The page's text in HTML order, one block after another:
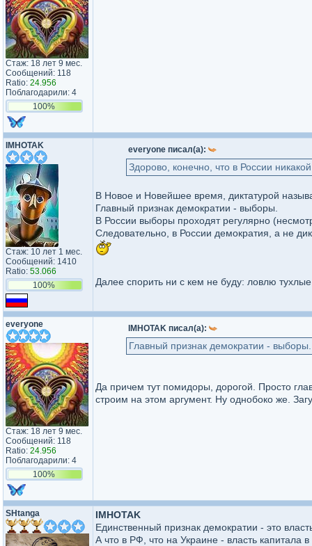
Стаж: 18 лет 9 мес.
Сообщений: 118
Ratio: 24.956
Поблагодарили: 4
100%
IMHOTAK
Стаж: 10 лет 1 мес.
Сообщений: 1410
Ratio: 53.066
100%
everyone писал(а):
Здорово, конечно, что в России
В Новое и Новейшее время, диктатурой
Главный признак демократии - выборы.
В России выборы проходят регулярно
Следовательно, в России демократия, а не
Далее спорить ни с кем не буду: ловлю
everyone
Стаж: 18 лет 9 мес.
Сообщений: 118
Ratio: 24.956
Поблагодарили: 4
100%
IMHOTAK писал(а):
Главный признак демократии - выборы.
Да причем тут помидоры, дорогой. Просто
строим на этом аргумент. Ну однобоко же.
SHtanga
IMHOTAK
Единственный признак демократии - это
А что в РФ, что на Украине - власть капитала